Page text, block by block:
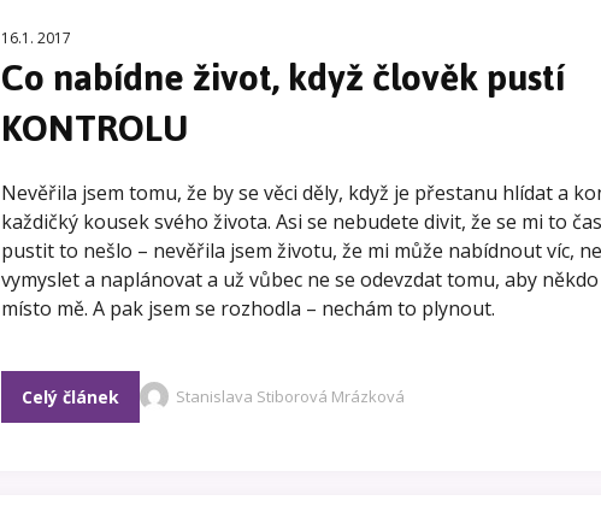
16.1. 2017
Co nabídne život, když člověk pustí
KONTROLU
Nevěřila jsem tomu, že by se věci děly, když je přestanu hlídat a
každičký kousek svého života. Asi se nebudete divit, že se mi to
pustit to nešlo – nevěřila jsem životu, že mi může nabídnout víc,
vymyslet a naplánovat a už vůbec ne se odevzdat tomu, aby
místo mě. A pak jsem se rozhodla – nechám to plynout.
Celý článek Stanislava Stiborová Mrázková